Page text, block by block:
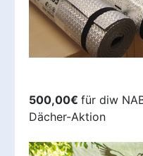
500,00€ für diw
Dächer-Aktion